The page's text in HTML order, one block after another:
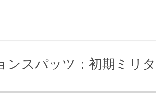
ンスパッツ：初期ミリ